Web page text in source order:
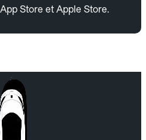
Store et Apple Store.